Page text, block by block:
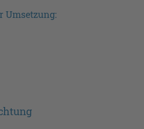
Umsetzung: